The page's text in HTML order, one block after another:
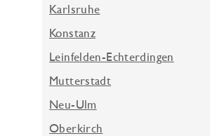
Karlsruhe
Konstanz
Leinfelden-Echterdingen
Mutterstadt
Neu-Ulm
Oberkirch